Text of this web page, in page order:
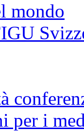
mondo
per i